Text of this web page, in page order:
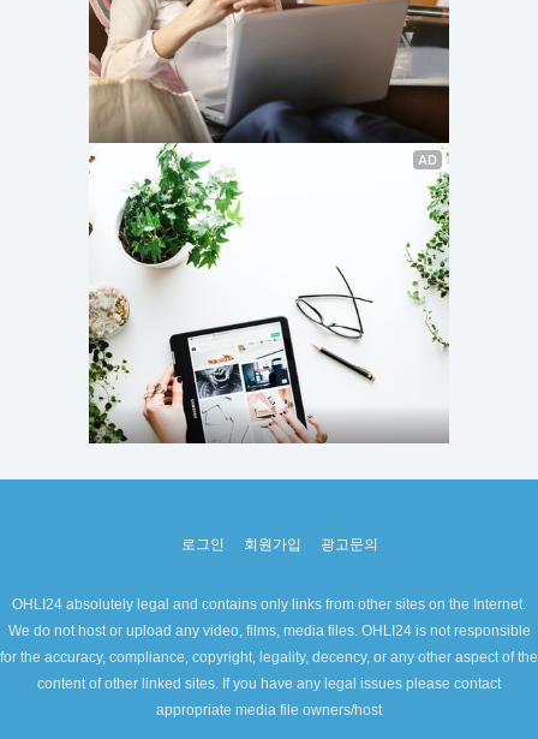
로그인 회원가입 광고문의
OHLI24 absolutely legal and contains only links from other sites on the Internet.
We do not host or upload any video, films, media files. OHLI24 is not responsible
for the accuracy, compliance, copyright, legality, decency, or any other aspect of the
content of other linked sites. If you have any legal issues please contact
appropriate media file owners/host